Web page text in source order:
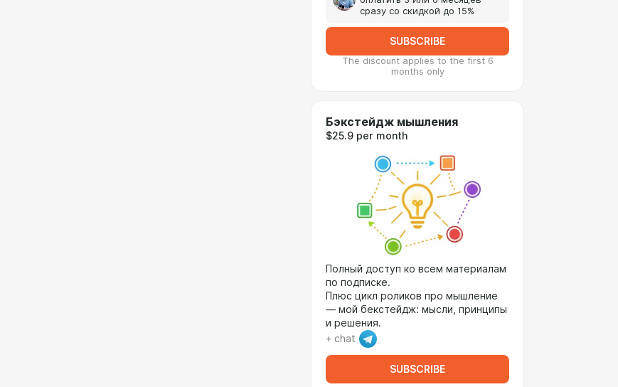
сразу со скидкой до 15%
SUBSCRIBE
The discount applies to the first 6
months only
Бэкстейдж мышления
$25.9 per month
Полный доступ ко всем материалам
по подписке.
Плюс цикл роликов про мышление
— мой бекстейдж: мысли, принципы
и решения.
+ chat
SUBSCRIBE